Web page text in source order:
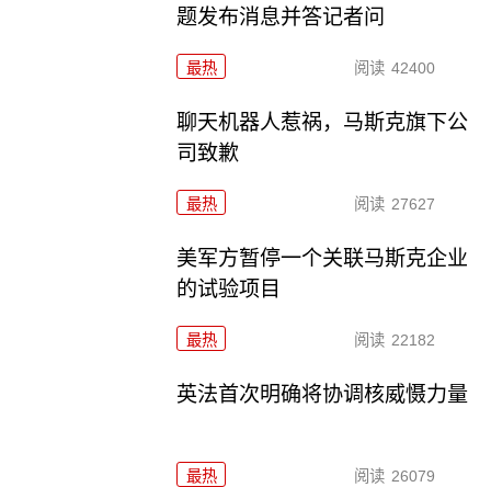
题发布消息并答记者问
最热 阅读 42400
聊天机器人惹祸，马斯克旗下公
司致歉
最热 阅读 27627
美军方暂停一个关联马斯克企业
的试验项目
最热 阅读 22182
英法首次明确将协调核威慑力量
最热 阅读 26079